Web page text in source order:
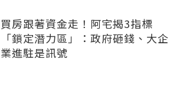
買房跟著資金走！阿宅揭3指標
「鎖定潛力區」：政府砸錢、大企
業進駐是訊號